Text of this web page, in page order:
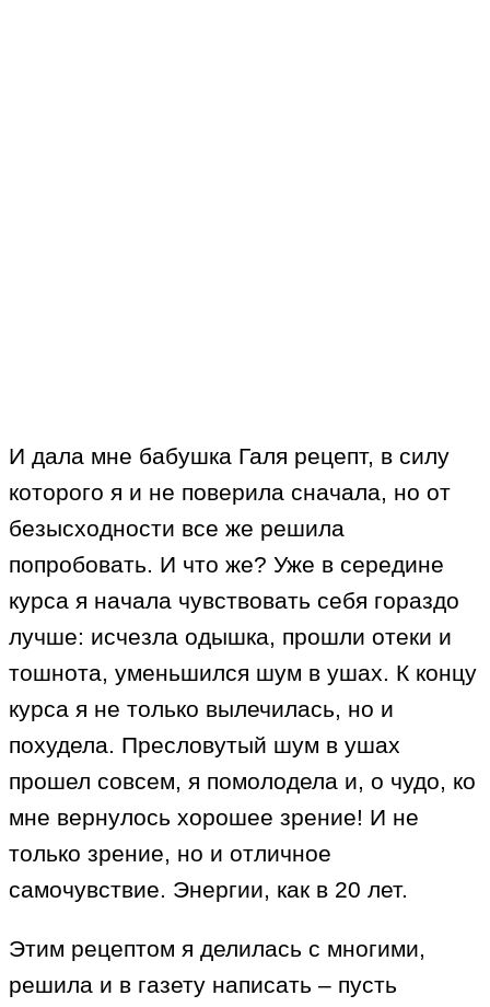
И дала мне бабушка Галя рецепт, в силу
которого я и не поверила сначала, но от
безысходности все же решила
попробовать. И что же? Уже в середине
курса я начала чувствовать себя гораздо
лучше: исчезла одышка, прошли отеки и
тошнота, уменьшился шум в ушах. К концу
курса я не только вылечилась, но и
похудела. Пресловутый шум в ушах
прошел совсем, я помолодела и, о чудо, ко
мне вернулось хорошее зрение! И не
только зрение, но и отличное
самочувствие. Энергии, как в 20 лет.
Этим рецептом я делилась с многими,
решила и в газету написать – пусть